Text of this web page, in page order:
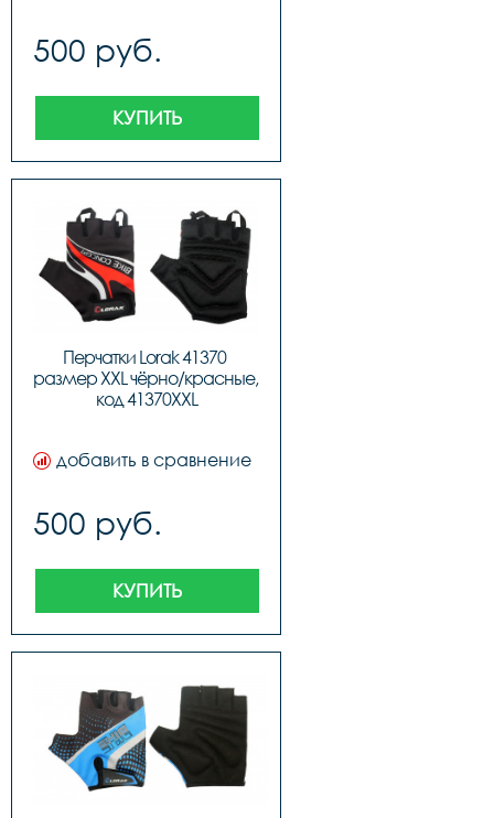
500 руб.
КУПИТЬ
Перчатки Lorak 41370
размер XXL чёрно/красные,
код 41370XXL
добавить в сравнение
500 руб.
КУПИТЬ